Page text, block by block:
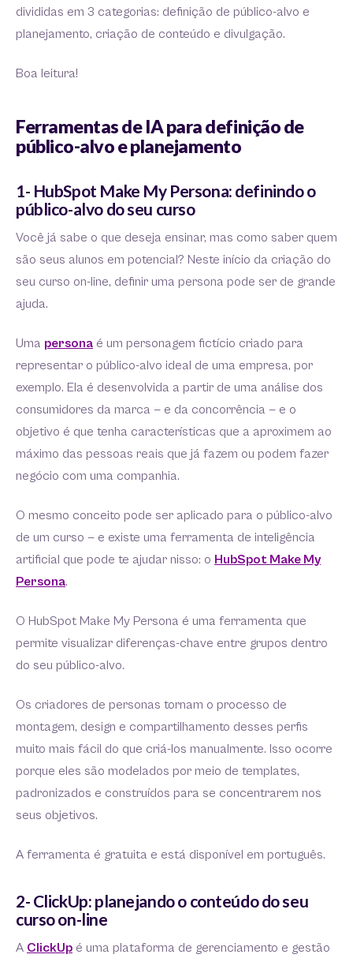
divididas em 3 categorias: definição de público-alvo e
planejamento, criação de conteúdo e divulgação.
Boa leitura!
Ferramentas de IA para definição de
público-alvo e planejamento
1- HubSpot Make My Persona: definindo o
público-alvo do seu curso
Você já sabe o que deseja ensinar, mas como saber quem
são seus alunos em potencial? Neste início da criação do
seu curso on-line, definir uma persona pode ser de grande
ajuda.
Uma persona é um personagem fictício criado para
representar o público-alvo ideal de uma empresa, por
exemplo. Ela é desenvolvida a partir de uma análise dos
consumidores da marca — e da concorrência — e o
objetivo é que tenha características que a aproximem ao
máximo das pessoas reais que já fazem ou podem fazer
negócio com uma companhia.
O mesmo conceito pode ser aplicado para o público-alvo
de um curso — e existe uma ferramenta de inteligência
artificial que pode te ajudar nisso: o HubSpot Make My
Persona.
O HubSpot Make My Persona é uma ferramenta que
permite visualizar diferenças-chave entre grupos dentro
do seu público-alvo.
Os criadores de personas tornam o processo de
montagem, design e compartilhamento desses perfis
muito mais fácil do que criá-los manualmente. Isso ocorre
porque eles são modelados por meio de templates,
padronizados e construídos para se concentrarem nos
seus objetivos.
A ferramenta é gratuita e está disponível em português.
2- ClickUp: planejando o conteúdo do seu
curso on-line
A ClickUp é uma plataforma de gerenciamento e gestão